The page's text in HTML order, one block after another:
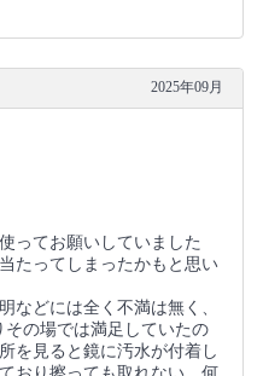
2025年09月
ってお願いしていました
たってしまったかもと思い
などには全く不満は無く、
その場では満足していたの
を見ると鏡に汚水が付着し